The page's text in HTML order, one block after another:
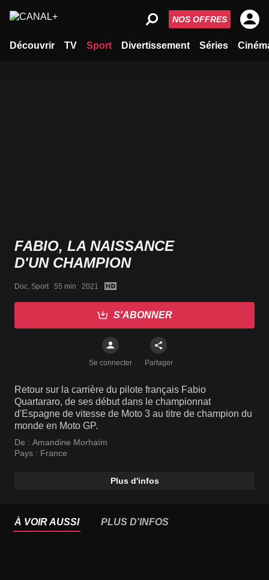
Découvrir TV Sport Divertissement Séries
NOS OFFRES
FABIO, LA NAISSANCE
D'UN CHAMPION
Doc. Sport   55 min   2021
S'ABONNER
Se connecter Partager
Retour sur la carrière du pilote français Fabio
Quartararo, de ses début dans le championnat
d'Espagne de vitesse de Moto 3 au titre de champion du
monde en Moto GP.
De : Amandine Morhaïm
Pays : France
Plus d'infos
À VOIR AUSSI PLUS D'INFOS